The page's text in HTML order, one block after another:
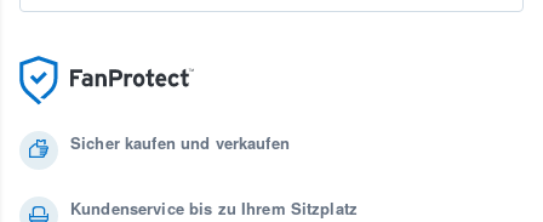
Sicher kaufen und verkaufen
Kundenservice bis zu Ihrem Sitzplatz